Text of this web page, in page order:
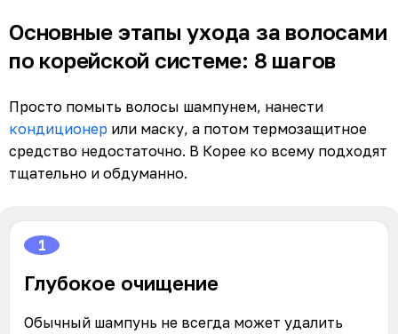
Основные этапы ухода за волосами
по корейской системе: 8 шагов
Просто помыть волосы шампунем, нанести
кондиционер или маску, а потом термозащитное
средство недостаточно. В Корее ко всему подходят
тщательно и обдуманно.
1
Глубокое очищение
Обычный шампунь не всегда может удалить